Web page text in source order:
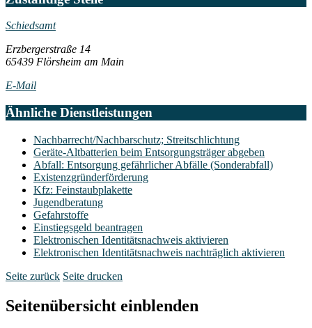
Schiedsamt
Erzbergerstraße 14
65439 Flörsheim am Main
E-Mail
Ähnliche Dienstleistungen
Nachbarrecht/Nachbarschutz; Streitschlichtung
Geräte-Altbatterien beim Entsorgungsträger abgeben
Abfall: Entsorgung gefährlicher Abfälle (Sonderabfall)
Existenzgründerförderung
Kfz: Feinstaubplakette
Jugendberatung
Gefahrstoffe
Einstiegsgeld beantragen
Elektronischen Identitätsnachweis aktivieren
Elektronischen Identitätsnachweis nachträglich aktivieren
Seite zurück Seite drucken
Seitenübersicht einblenden